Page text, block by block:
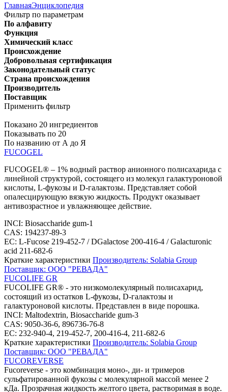
ГлавнаяЭнциклопедия
Фильтр по параметрам
По алфавиту
Функция
Химический класс
Происхождение
Добровольная сертификация
Законодательный статус
Страна происхождения
Производитель
Поставщик
Применить фильтр
Показано 20 ингредиентов
Показывать по 20
По названию от А до Я
FUCOGEL
FUCOGEL® – 1% водный раствор анионного полисахарида с
линейной структурой, состоящего из молекул галактуроновой
кислоты, L-фукозы и D-галактозы. Представляет собой
опалесцирующую вязкую жидкость. Продукт оказывает
антивозрастное и увлажняющее действие.
INCI: Biosaccharide gum-1
CAS: 194237-89-3
EC: L-Fucose 219-452-7 / DGalactose 200-416-4 / Galacturonic
acid 211-682-6
Краткие характеристики Производитель: Solabia Group
Поставщик: ООО "РЕВАДА"
FUCOLIFE GR
FUCOLIFE GR® - это низкомолекулярный полисахарид,
состоящий из остатков L-фукозы, D-галактозы и
галактуроновой кислоты. Представлен в виде порошка.
INCI: Maltodextrin, Biosaccharide gum-3
CAS: 9050-36-6, 896736-76-8
EC: 232-940-4, 219-452-7, 200-416-4, 211-682-6
Краткие характеристики Производитель: Solabia Group
Поставщик: ООО "РЕВАДА"
FUCOREVERSE
Fucoreverse - это комбинация моно-, ди- и тримеров
сульфатированной фукозы с молекулярной массой менее 2
кДа. Прозрачная жидкость желтого цвета, растворимая в воде.